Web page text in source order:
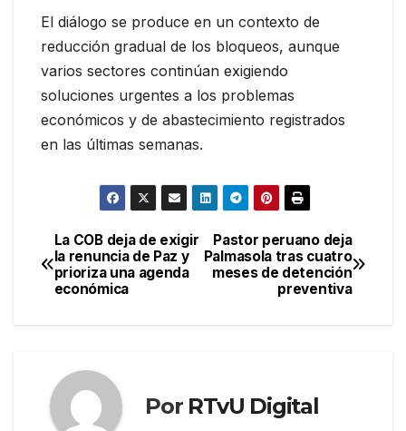
El diálogo se produce en un contexto de
reducción gradual de los bloqueos, aunque
varios sectores continúan exigiendo
soluciones urgentes a los problemas
económicos y de abastecimiento registrados
en las últimas semanas.
Navegación
de
Pastor peruano deja
Palmasola tras cuatro
meses de detención
preventiva
La COB deja de exigir
la renuncia de Paz y
prioriza una agenda
económica
Por RTvU Digital